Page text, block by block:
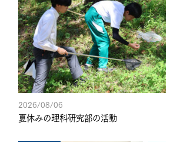
2026/08/06
夏休みの理科研究部の活動